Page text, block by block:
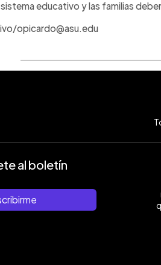
educativo y las familias
opicardo@asu.edu
al boletín